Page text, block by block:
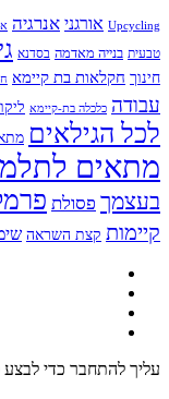
Upcycling אורגני אנרגיה
טבעית בנייה מאדמה בסדנא
חינוך חקלאות בת קיימא
עבודה כלכלה בת-קיימא
לכל הגילאים
מתאים
בעצמך פסולת
קיימות קצת השראה
עליך להתחבר כדי לבצע